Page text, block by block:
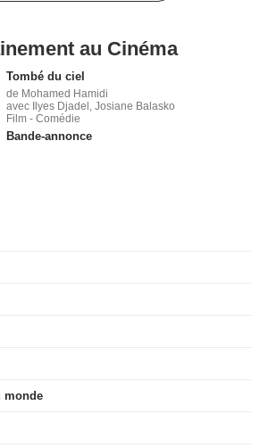
au Cinéma
Tombé du ciel
de Mohamed Hamidi
avec Ilyes Djadel, Josiane Balasko
Film - Comédie
Bande-annonce
monde